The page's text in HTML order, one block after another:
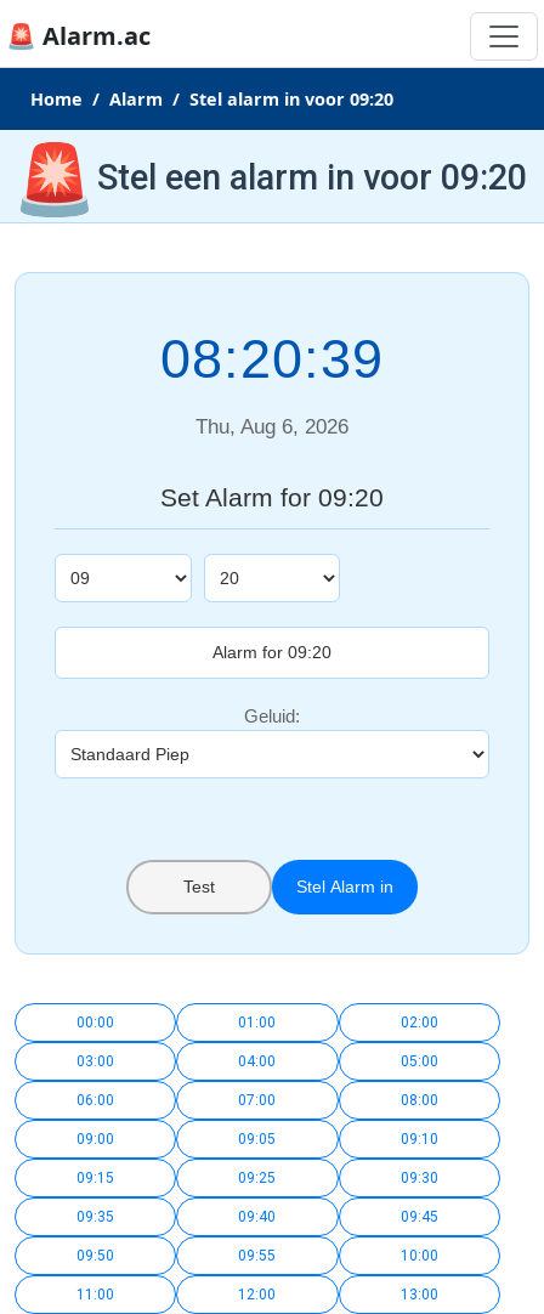
🚨 Alarm.ac
Home Alarm Stel alarm in voor 09:20
🚨 Stel een alarm in voor 09:20
08:20:39
Thu, Aug 6, 2026
Set Alarm for 09:20
Geluid:
Test Stel Alarm in
00:00 01:00 02:00
03:00 04:00 05:00
06:00 07:00 08:00
09:00 09:05 09:10
09:15 09:25 09:30
09:35 09:40 09:45
09:50 09:55 10:00
11:00 12:00 13:00